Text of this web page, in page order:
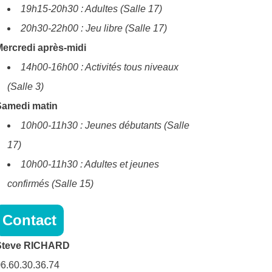
19h15-20h30 : Adultes (Salle 17)
20h30-22h00 : Jeu libre (Salle 17)
après-midi
14h00-16h00 : Activités tous niveaux
(Salle 3)
matin
10h00-11h30 : Jeunes débutants (Salle
17)
10h00-11h30 : Adultes et jeunes
confirmés (Salle 15)
Contact
RICHARD